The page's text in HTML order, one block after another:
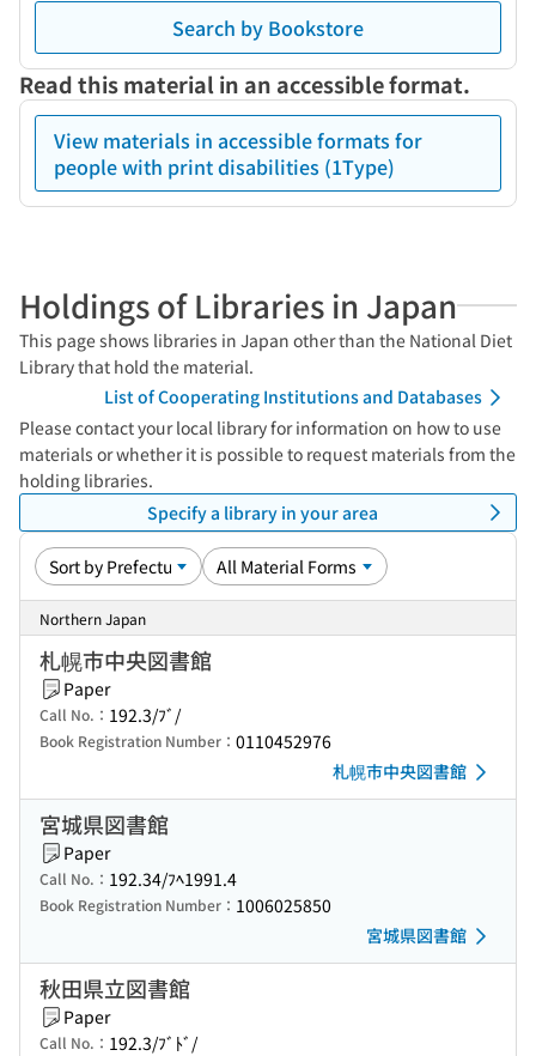
Search by Bookstore
Read this material in an accessible format.
View materials in accessible formats for
people with print disabilities (1Type)
Holdings of Libraries in Japan
This page shows libraries in Japan other than the National Diet
Library that hold the material.
List of Cooperating Institutions and Databases
Please contact your local library for information on how to use
materials or whether it is possible to request materials from the
holding libraries.
Specify a library in your area
Northern Japan
札幌市中央図書館
Paper
Call No.： 192.3/ﾌﾞ/
Book Registration Number： 0110452976
札幌市中央図書館
宮城県図書館
Paper
Call No.： 192.34/ﾌﾍ1991.4
Book Registration Number： 1006025850
宮城県図書館
秋田県立図書館
Paper
Call No.： 192.3/ﾌﾞﾄﾞ/